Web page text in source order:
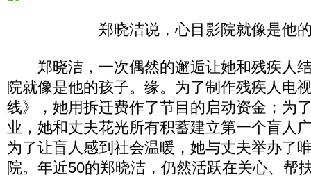
郑晓洁说，心目影院就像是他
郑晓洁，一次偶然的邂逅让她和残疾人
院就像是他的孩子。 缘。为了制作残疾人电
线》，她用拆迁费作了节目的启动资金；为
业，她和丈夫花光所有积蓄建立第一个盲人
为了让盲人感到社会温暖，她与丈夫举办了
院。年近50的郑晓洁，仍然活跃在关心、帮